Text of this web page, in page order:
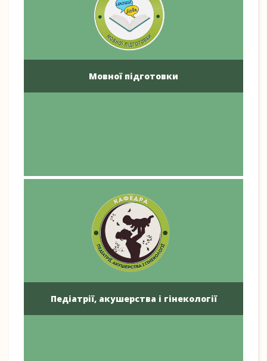
Мовної підготовки
Педіатрії, акушерства і гінекології